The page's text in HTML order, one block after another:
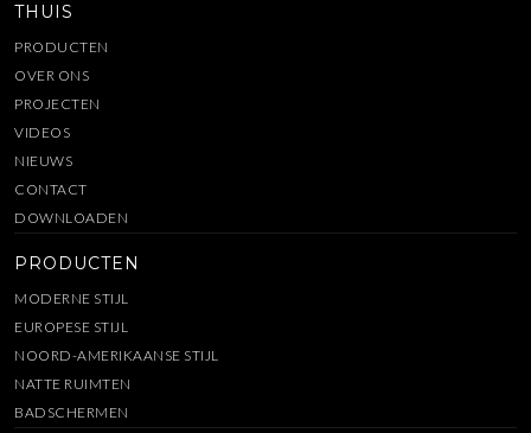
THUIS
PRODUCTEN
OVER ONS
PROJECTEN
VIDEOS
NIEUWS
CONTACT
DOWNLOADEN
PRODUCTEN
MODERNE STIJL
EUROPESE STIJL
NOORD-AMERIKAANSE STIJL
NATTE RUIMTEN
BADSCHERMEN